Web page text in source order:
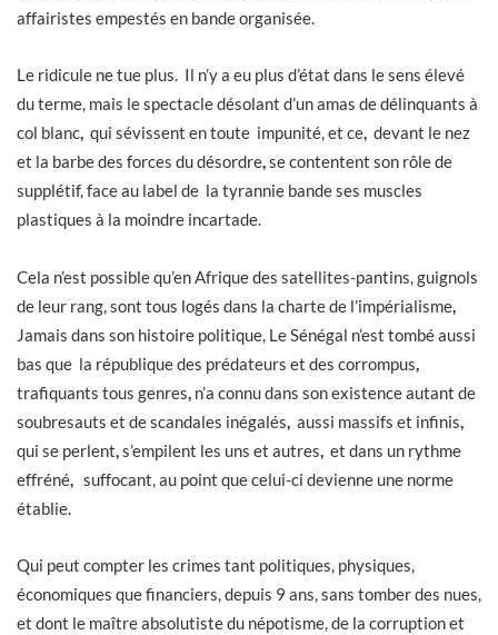
affairistes empestés en bande organisée.
Le ridicule ne tue plus. Il n’y a eu plus d’état dans le sens élevé
du terme, mais le spectacle désolant d’un amas de délinquants à
col blanc, qui sévissent en toute impunité, et ce, devant le nez
et la barbe des forces du désordre,se contentent son rôle de
supplétif, face au label de la tyrannie bande ses muscles
plastiques à la moindre incartade.
Cela n’est possible qu’en Afrique des satellites-pantins, guignols
de leur rang, sont tous logés dans la charte de l’impérialisme,
Jamais dans son histoire politique, Le Sénégal n’est tombé aussi
bas que la république des prédateurs et des corrompus,
trafiquants tous genres, n’a connu dans son existence autant de
soubresauts et de scandales inégalés, aussi massifs et infinis,
qui se perlent,s’empilent les uns et autres, et dans un rythme
effréné, suffocant, au point que celui-ci devienne une norme
établie.
Qui peut compter les crimes tant politiques, physiques,
économiques que financiers, depuis 9 ans, sans tomber des nues,
et dont le maître absolutiste du népotisme, de la corruption et